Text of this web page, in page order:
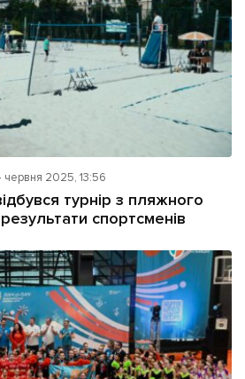
червня 2025, 13:56
турнір з пляжного
спортсменів